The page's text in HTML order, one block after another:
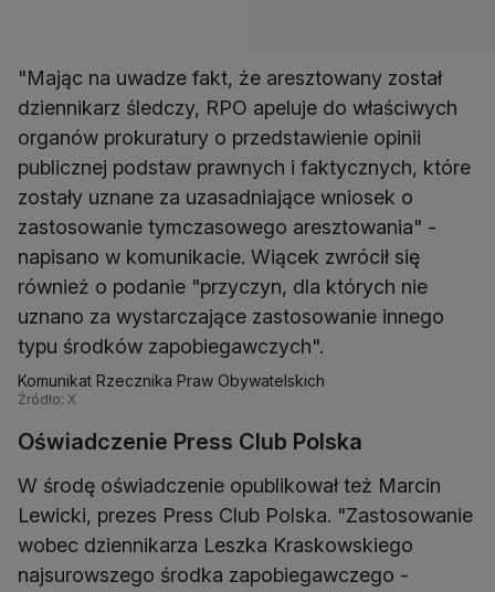
"Mając na uwadze fakt, że aresztowany został
dziennikarz śledczy, RPO apeluje do właściwych
organów prokuratury o przedstawienie opinii
publicznej podstaw prawnych i faktycznych, które
zostały uznane za uzasadniające wniosek o
zastosowanie tymczasowego aresztowania" -
napisano w komunikacie. Wiącek zwrócił się
również o podanie "przyczyn, dla których nie
uznano za wystarczające zastosowanie innego
typu środków zapobiegawczych".
Komunikat Rzecznika Praw Obywatelskich
Źródło: X
Oświadczenie Press Club Polska
W środę oświadczenie opublikował też Marcin
Lewicki, prezes Press Club Polska. "Zastosowanie
wobec dziennikarza Leszka Kraskowskiego
najsurowszego środka zapobiegawczego -